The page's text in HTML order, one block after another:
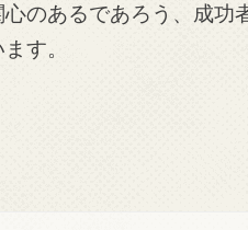
のあるであろう、成功
す。